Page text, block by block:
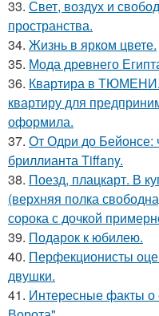
33. Свет, воздух и
пространства.
34. Жизнь в ярком цвете.
35. Мода древнего
36. Квартира в
квартиру для
оформила.
37. От Одри до Бейонсе:
бриллианта Tiffany.
38. Поезд, плацкарт. В
(верхняя полка
сорока с дочкой
39. Подарок к юбилею.
40. Перфекционисты
двушки.
41. Интересные факты о